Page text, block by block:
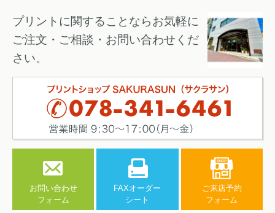
プリントに関することならお気軽に
ご注文・ご相談・お問い合わせくだ
さい。
お問い合わせ
フォーム
FAXオーダー
シート
ご来店予約
フォーム